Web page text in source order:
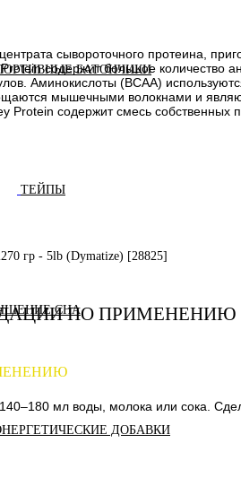
БАТОНЧИКИ
ТЕЙПЫ
СНА
ДОБАВКИ
сывороточного протеина,
содержит большое количество
Аминокислоты (ВСАА)
мышечными волокнами и
Protein содержит смесь
гр - 5lb (Dymatize) [28825]
ПО ПРИМЕНЕНИЮ
мл воды, молока или сока.